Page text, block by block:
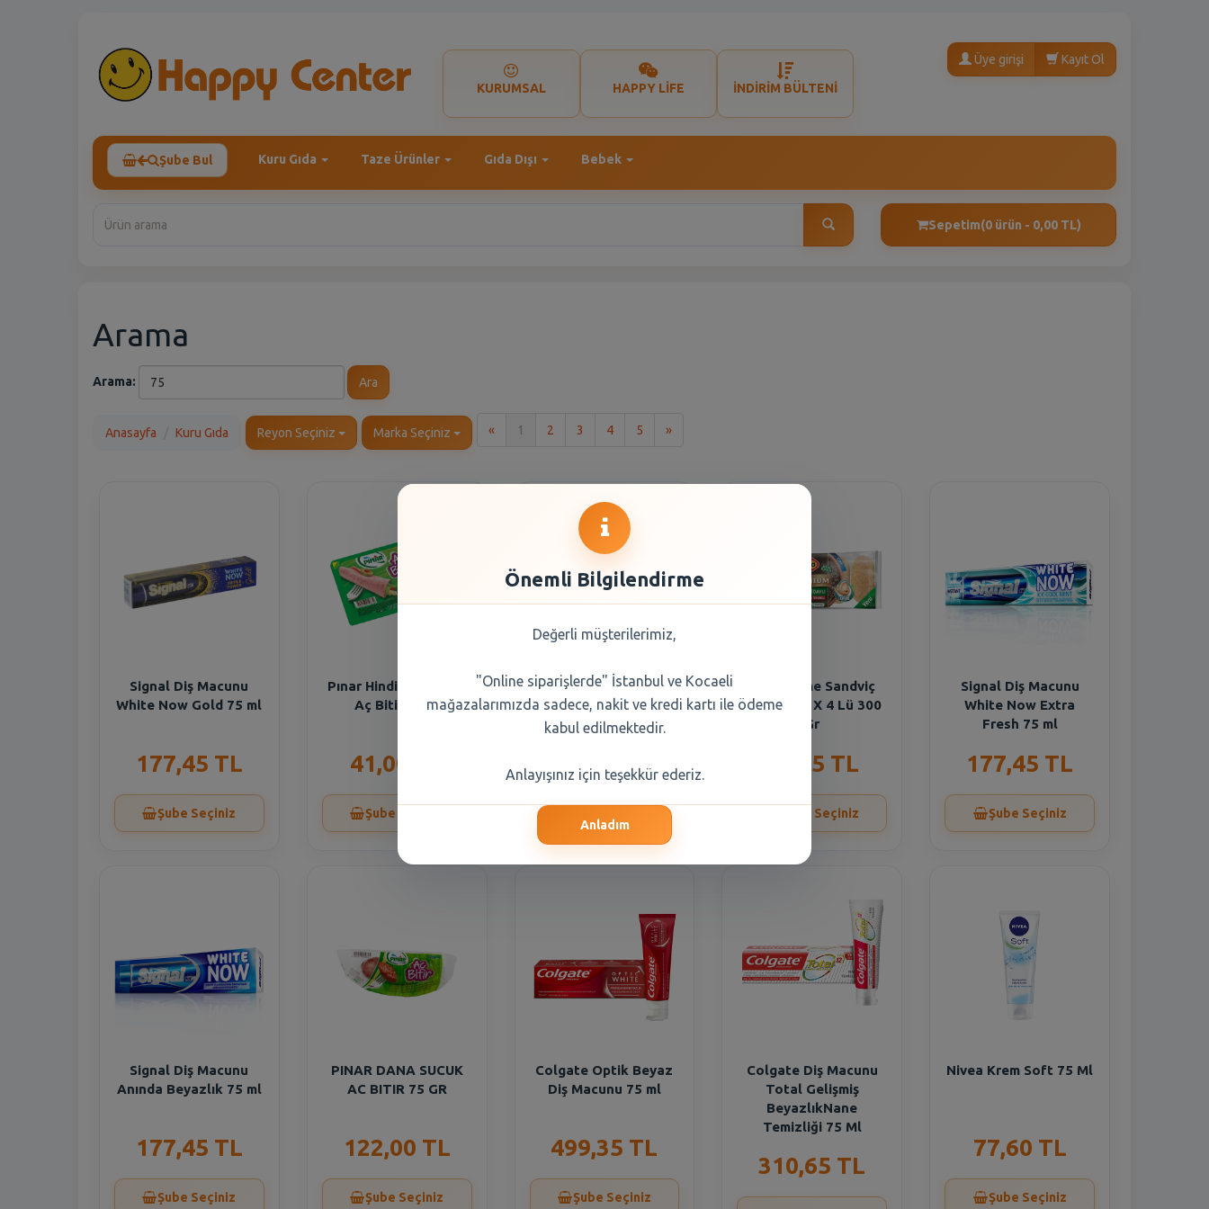
KURUMSAL HAPPY LİFE İNDİRİM BÜLTENİ
Üye girişi Kayıt Ol
Şube Bul Kuru Gıda Taze Ürünler Gıda Dışı Bebek
Sepetim(0 ürün - 0,00 TL)
Arama
Arama: Ara
Anasayfa Kuru Gıda Reyon Seçiniz Marka Seçiniz « 1 2 3 4 5 »Son
Signal Diş Macunu
White Now Gold 75 ml
177,45 TL
Şube Seçiniz
Pınar Hindi Salam Etli
Aç Bitir 75 gr
41,00 TL
Şube Seçiniz
SENSODYNE 75 ML
ONARIM&KORUMA
BEYAZLATICI
466,05 TL
Uno Gurme Sandviç
Ekmeği 75 X 4 Lü 300
Gr
94,35 TL
Şube Seçiniz
Signal Diş Macunu
White Now Extra
Fresh 75 ml
177,45 TL
Şube Seçiniz
Signal Diş Macunu
Anında Beyazlık 75 ml
177,45 TL
Şube Seçiniz
PINAR DANA SUCUK
AC BITIR 75 GR
122,00 TL
Şube Seçiniz
Colgate Optik Beyaz
Diş Macunu 75 ml
499,35 TL
Şube Seçiniz
Colgate Diş Macunu
Total Gelişmiş
BeyazlıkNane
Temizliği 75 Ml
310,65 TL
Nivea Krem Soft 75 Ml
77,60 TL
Şube Seçiniz
Önemli Bilgilendirme
Değerli müşterilerimiz,
"Online siparişlerde" İstanbul ve Kocaeli
mağazalarımızda sadece, nakit ve kredi kartı ile ödeme
kabul edilmektedir.
Anlayışınız için teşekkür ederiz.
Anladım